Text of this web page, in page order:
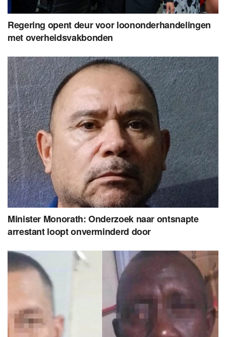
Regering opent deur voor loononderhandelingen
met overheidsvakbonden
Minister Monorath: Onderzoek naar ontsnapte
arrestant loopt onverminderd door